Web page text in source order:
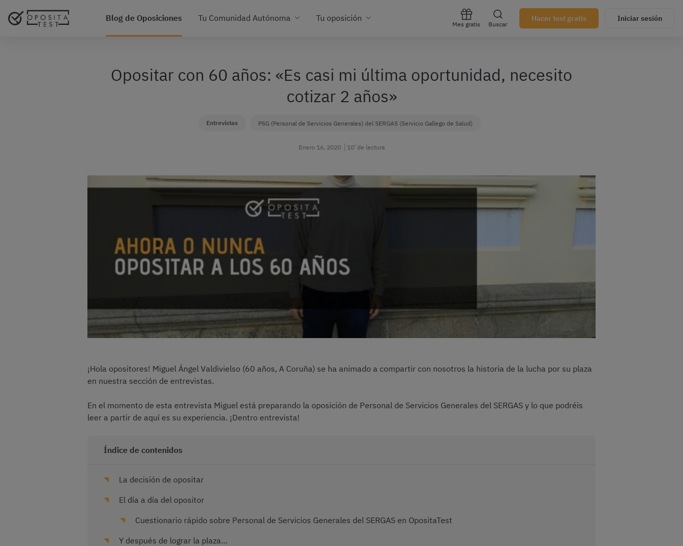
Blog de Oposiciones Tu Comunidad Autónoma Tu oposición
Mes gratis Buscar
Hacer test gratis Iniciar sesión
Opositar con 60 años: «Es casi mi última oportunidad, necesito
cotizar 2 años»
Entrevistas PSG (Personal de Servicios Generales) del SERGAS (Servicio Gallego de Salud)
Enero 16, 2020 10’ de lectura
¡Hola opositores! Miguel Ángel Valdivielso (60 años, A Coruña) se ha animado a compartir con nosotros la historia de la lucha por su plaza
en nuestra sección de entrevistas.
En el momento de esta entrevista Miguel está preparando la oposición de Personal de Servicios Generales del SERGAS y lo que podréis
leer a partir de aquí es su experiencia. ¡Dentro entrevista!
Índice de contenidos
La decisión de opositar
El día a día del opositor
Cuestionario rápido sobre Personal de Servicios Generales del SERGAS en OpositaTest
Y después de lograr la plaza…